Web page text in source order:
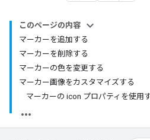
このページの内容
マーカーを追加する
マーカーを削除する
マーカーの色を変更する
マーカー画像をカスタマイズする
マーカーの icon プロパティを使用